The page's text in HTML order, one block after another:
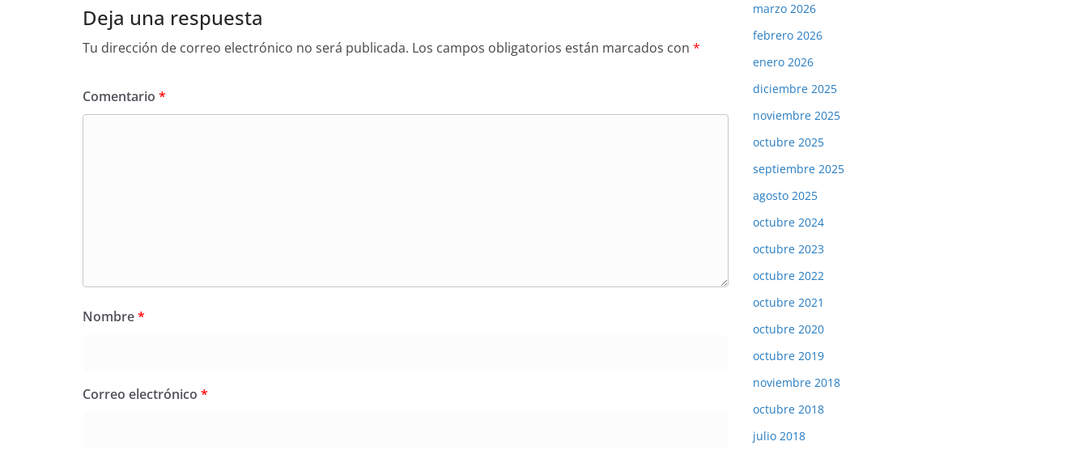
Deja una respuesta
Tu dirección de correo electrónico no será publicada. Los campos obligatorios están marcados con *
Comentario *
Nombre*
Correo electrónico *
marzo 2026
febrero 2026
enero 2026
diciembre 2025
noviembre 2025
octubre 2025
septiembre 2025
agosto 2025
octubre 2024
octubre 2023
octubre 2022
octubre 2021
octubre 2020
octubre 2019
noviembre 2018
octubre 2018
julio 2018